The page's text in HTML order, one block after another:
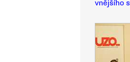
vnějšího